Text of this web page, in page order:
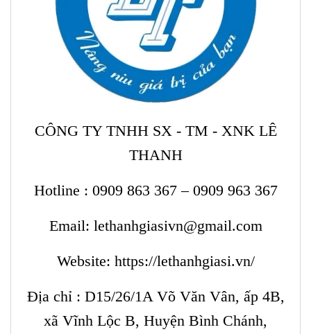
CÔNG TY TNHH SX - TM - XNK LÊ
THANH
Hotline : 0909 863 367 – 0909 963 367
Email: lethanhgiasivn@gmail.com
Website: https://lethanhgiasi.vn/
Địa chỉ : D15/26/1A Võ Văn Vân, ấp 4B,
xã Vĩnh Lộc B, Huyện Bình Chánh,